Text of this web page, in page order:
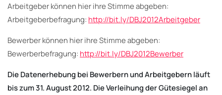
Arbeitgeber können hier ihre Stimme abgeben:
Arbeitgeberbefragung: http://bit.ly/DBJ2012Arbeitgeber
Bewerber können hier ihre Stimme abgeben:
Bewerberbefragung: http://bit.ly/DBJ2012Bewerber
Die Datenerhebung bei Bewerbern und Arbeitgebern läuft
bis zum 31. August 2012. Die Verleihung der Gütesiegel an